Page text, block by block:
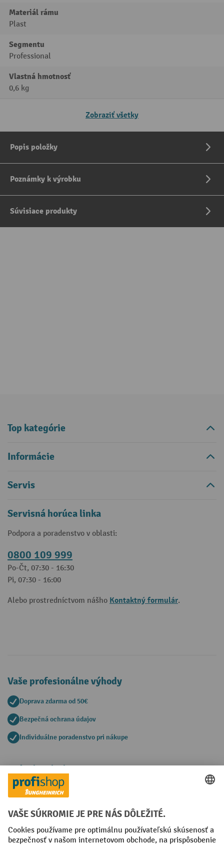
Materiál rámu
Plast
Segmentu
Professional
Vlastná hmotnosť
0,6 kg
Zobraziť všetky
Popis položky
Poznámky k výrobku
Súvisiace produkty
Top kategórie
Informácie
Servis
Servisná horúca linka
Podpora a poradenstvo v oblasti:
0800 109 999
Po-Čt, 07:30 - 16:30
Pi, 07:30 - 16:00
Alebo prostredníctvom nášho Kontaktný formulár.
Vaše profesionálne výhody
Doprava zdarma od 50€
Bezpečná ochrana údajov
Individuálne poradenstvo pri nákupe
Spôsoby platby
Creditcard (Master)Creditcard (Visa)
Faktúra Predplatba